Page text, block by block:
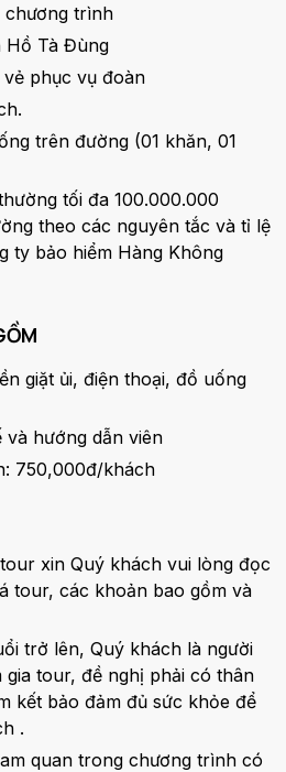
chương trình
Hồ Tà Đùng
phục vụ đoàn
trên đường (01 khăn, 01
tối đa 100.000.000
theo các nguyên tắc và tỉ lệ
ty bảo hiểm Hàng Không
giặt ủi, điện thoại, đồ uống
và hướng dẫn viên
750,000đ/khách
xin Quý khách vui lòng đọc
tour, các khoản bao gồm và
trở lên, Quý khách là người
gia tour, đề nghị phải có thân
kết bảo đảm đủ sức khỏe để
.
quan trong chương trình có